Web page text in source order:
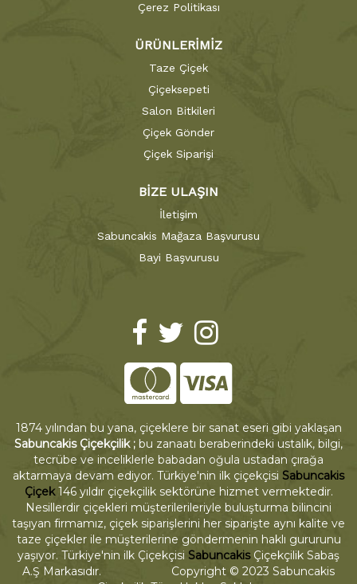
Çerez Politikası
ÜRÜNLERİMİZ
Taze Çiçek
Çiçeksepeti
Salon Bitkileri
Çiçek Gönder
Çiçek Siparişi
BİZE ULAŞIN
İletişim
Sabuncakis Mağaza Başvurusu
Bayi Başvurusu
1874 yılından bu yana, çiçeklere bir sanat eseri gibi yaklaşan
Sabuncakis Çiçekçilik ; bu zanaatı beraberindeki ustalık, bilgi,
tecrübe ve inceliklerle babadan oğula ustadan çırağa
aktarmaya devam ediyor. Türkiye'nin ilk çiçekçisi Sabuncakis
Çiçek146 yıldır çiçekçilik sektörüne hizmet vermektedir.
Nesillerdir çiçekleri müşterilerileriyle buluşturma bilincini
taşıyan firmamız, çiçek siparişlerini her siparişte aynı kalite ve
taze çiçekler ile müşterilerine göndermenin haklı gururunu
yaşıyor. Türkiye'nin ilk Çiçekçisi SabuncakisÇiçekçilik Sabaş
A.Ş Markasıdır. Copyright © 2023 Sabuncakis